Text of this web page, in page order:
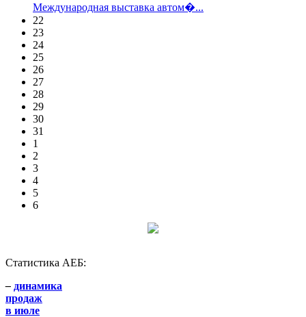
Международная выставка автом�...
22
23
24
25
26
27
28
29
30
31
1
2
3
4
5
6
Статистика АЕБ:
– динамика
продаж
в июле